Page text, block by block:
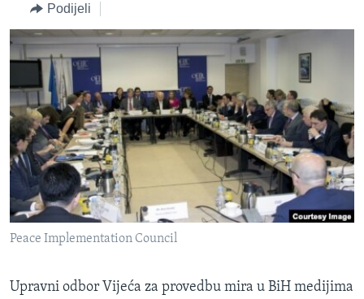
SVIJET
KORUPCIJA
SLOBODA MEDIJA
ŽENSKA STRANA
IZBJEGLIČKA STRANA
MAGAZIN
O GLASU AMERIKE
Learning English
PRATITE NAS
Podijeli
Peace Implementation Council
Upravni odbor Vijeća za provedbu mira u BiH medijima